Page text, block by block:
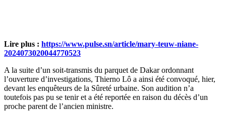
Lire plus : https://www.pulse.sn/article/mary-teuw-niane-
2024073020044770523
A la suite d’un soit-transmis du parquet de Dakar ordonnant
l’ouverture d’investigations, Thierno Lô a ainsi été convoqué, hier,
devant les enquêteurs de la Sûreté urbaine. Son audition n’a
toutefois pas pu se tenir et a été reportée en raison du décès d’un
proche parent de l’ancien ministre.